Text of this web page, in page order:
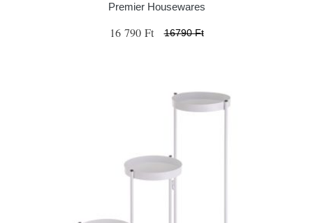
Premier Housewares
16 790 Ft 16790 Ft